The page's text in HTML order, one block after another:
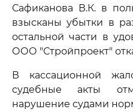
Сафиканова В.К. в
взысканы убытки в
остальной части в
ООО "Стройпроект"
В кассационной
судебные акты
нарушение судами